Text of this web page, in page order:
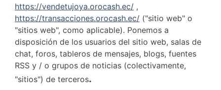
https://vendetujoya.orocash.ec/ ,
https://transacciones.orocash.ec/ ("sitio web" o
"sitios web", como aplicable). Ponemos a
disposición de los usuarios del sitio web, salas de
chat, foros, tableros de mensajes, blogs, fuentes
RSS y / o grupos de noticias (colectivamente,
"sitios") de terceros.